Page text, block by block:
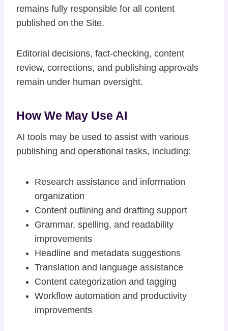
remains fully responsible for all content
published on the Site.
Editorial decisions, fact-checking, content
review, corrections, and publishing approvals
remain under human oversight.
How We May Use AI
AI tools may be used to assist with various
publishing and operational tasks, including:
Research assistance and information
organization
Content outlining and drafting support
Grammar, spelling, and readability
improvements
Headline and metadata suggestions
Translation and language assistance
Content categorization and tagging
Workflow automation and productivity
improvements